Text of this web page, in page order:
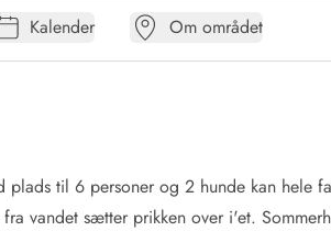
Kalender Om området
plads til 6 personer og 2 hunde kan hele
vandet sætter prikken over i'et.